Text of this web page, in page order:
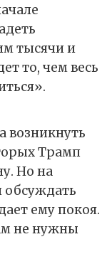
тысячи и
то, чем весь
возникнуть
Трамп
Но на
обсуждать
ему покоя.
не нужны